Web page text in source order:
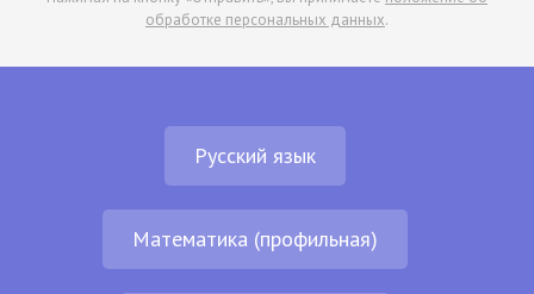
обработке персональных данных.
Русский язык
Математика (профильная)